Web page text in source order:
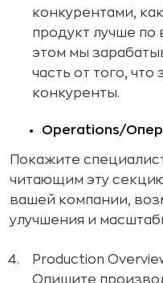
конкурентами,
продукт лучше по
этом мы
часть от того,
конкуренты.
Operations/
Покажите
читающим эту
вашей компании,
улучшения и
Production
Опишите